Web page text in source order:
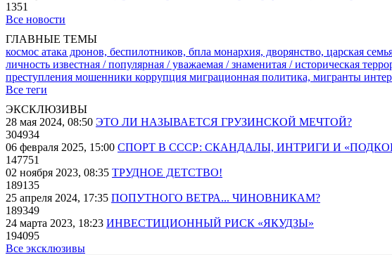
1351
Все новости
ГЛАВНЫЕ ТЕМЫ
космос атака дронов, беспилотников, бпла монархия, дворянство, царская
личность известная / популярная / уважаемая / знаменитая / историческая
преступления мошенники коррупция миграционная политика, мигранты
Все теги
ЭКСКЛЮЗИВЫ
28 мая 2024, 08:50 ЭТО ЛИ НАЗЫВАЕТСЯ ГРУЗИНСКОЙ МЕЧТОЙ?
304934
06 февраля 2025, 15:00 СПОРТ В СССР: СКАНДАЛЫ, ИНТРИГИ И
147751
02 ноября 2023, 08:35 ТРУДНОЕ ДЕТСТВО!
189135
25 апреля 2024, 17:35 ПОПУТНОГО ВЕТРА... ЧИНОВНИКАМ?
189349
24 марта 2023, 18:23 ИНВЕСТИЦИОННЫЙ РИСК «ЯКУДЗЫ»
194095
Все эксклюзивы